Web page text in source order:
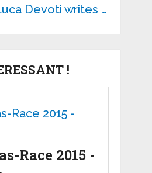
Devoti writes …
!
Race 2015 -